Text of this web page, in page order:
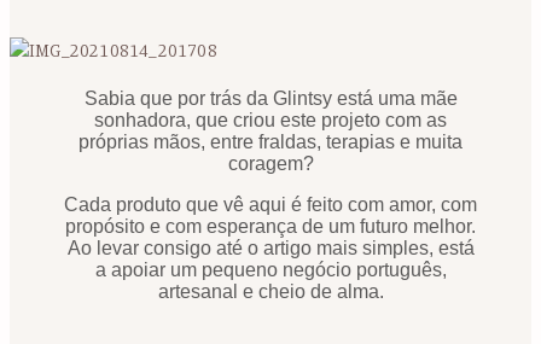
Sabia que por trás da Glintsy está uma mãe
sonhadora, que criou este projeto com as
próprias mãos, entre fraldas, terapias e muita
coragem?
Cada produto que vê aqui é feito com amor, com
propósito e com esperança de um futuro melhor.
Ao levar consigo até o artigo mais simples, está
a apoiar um pequeno negócio português,
artesanal e cheio de alma.